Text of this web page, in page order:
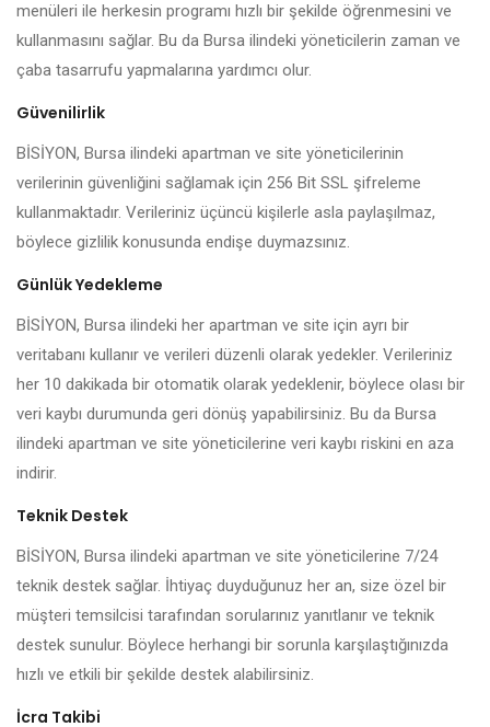
menüleri ile herkesin programı hızlı bir şekilde öğrenmesini ve
kullanmasını sağlar. Bu da Bursa ilindeki yöneticilerin zaman ve
çaba tasarrufu yapmalarına yardımcı olur.
Güvenilirlik
BİSİYON, Bursa ilindeki apartman ve site yöneticilerinin
verilerinin güvenliğini sağlamak için 256 Bit SSL şifreleme
kullanmaktadır. Verileriniz üçüncü kişilerle asla paylaşılmaz,
böylece gizlilik konusunda endişe duymazsınız.
Günlük Yedekleme
BİSİYON, Bursa ilindeki her apartman ve site için ayrı bir
veritabanı kullanır ve verileri düzenli olarak yedekler. Verileriniz
her 10 dakikada bir otomatik olarak yedeklenir, böylece olası bir
veri kaybı durumunda geri dönüş yapabilirsiniz. Bu da Bursa
ilindeki apartman ve site yöneticilerine veri kaybı riskini en aza
indirir.
Teknik Destek
BİSİYON, Bursa ilindeki apartman ve site yöneticilerine 7/24
teknik destek sağlar. İhtiyaç duyduğunuz her an, size özel bir
müşteri temsilcisi tarafından sorularınız yanıtlanır ve teknik
destek sunulur. Böylece herhangi bir sorunla karşılaştığınızda
hızlı ve etkili bir şekilde destek alabilirsiniz.
İcra Takibi